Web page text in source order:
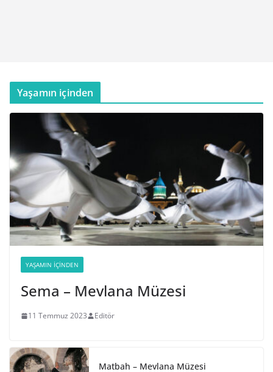
Yaşamın içinden
YAŞAMIN İÇINDEN
Sema – Mevlana Müzesi
11 Temmuz 2023 Editör
Matbah – Mevlana Müzesi